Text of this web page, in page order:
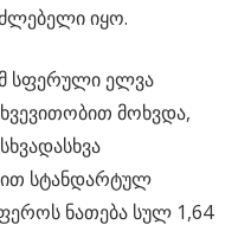
იყო.
სფერული ელვა
მოხვდა,
სტანდარტულ
ნათება სულ 1,64